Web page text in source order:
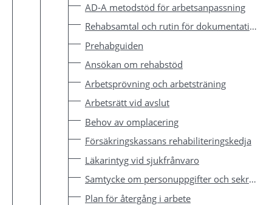
AD-A metodstöd för arbetsanpassning
Rehabsamtal och rutin för dokumentation
Prehabguiden
Ansökan om rehabstöd
Arbetsprövning och arbetsträning
Arbetsrätt vid avslut
Behov av omplacering
Försäkringskassans rehabiliteringskedja
Läkarintyg vid sjukfrånvaro
Samtycke om personuppgifter och sekretess
Plan för återgång i arbete